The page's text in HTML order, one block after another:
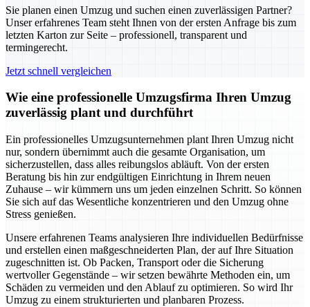
Sie planen einen Umzug und suchen einen zuverlässigen Partner?
Unser erfahrenes Team steht Ihnen von der ersten Anfrage bis zum
letzten Karton zur Seite – professionell, transparent und
termingerecht.
Jetzt schnell vergleichen
Wie eine professionelle Umzugsfirma Ihren Umzug
zuverlässig plant und durchführt
Ein professionelles Umzugsunternehmen plant Ihren Umzug nicht
nur, sondern übernimmt auch die gesamte Organisation, um
sicherzustellen, dass alles reibungslos abläuft. Von der ersten
Beratung bis hin zur endgültigen Einrichtung in Ihrem neuen
Zuhause – wir kümmern uns um jeden einzelnen Schritt. So können
Sie sich auf das Wesentliche konzentrieren und den Umzug ohne
Stress genießen.
Unsere erfahrenen Teams analysieren Ihre individuellen Bedürfnisse
und erstellen einen maßgeschneiderten Plan, der auf Ihre Situation
zugeschnitten ist. Ob Packen, Transport oder die Sicherung
wertvoller Gegenstände – wir setzen bewährte Methoden ein, um
Schäden zu vermeiden und den Ablauf zu optimieren. So wird Ihr
Umzug zu einem strukturierten und planbaren Prozess.